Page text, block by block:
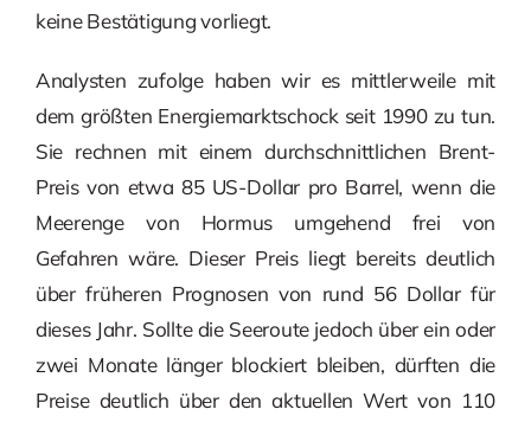
keine Bestätigung vorliegt.
Analysten zufolge haben wir es mittlerweile mit
dem größten Energiemarktschock seit 1990 zu tun.
Sie rechnen mit einem durchschnittlichen Brent-
Preis von etwa 85 US-Dollar pro Barrel, wenn die
Meerenge von Hormus umgehend frei von
Gefahren wäre. Dieser Preis liegt bereits deutlich
über früheren Prognosen von rund 56 Dollar für
dieses Jahr. Sollte die Seeroute jedoch über ein oder
zwei Monate länger blockiert bleiben, dürften die
Preise deutlich über den aktuellen Wert von 110